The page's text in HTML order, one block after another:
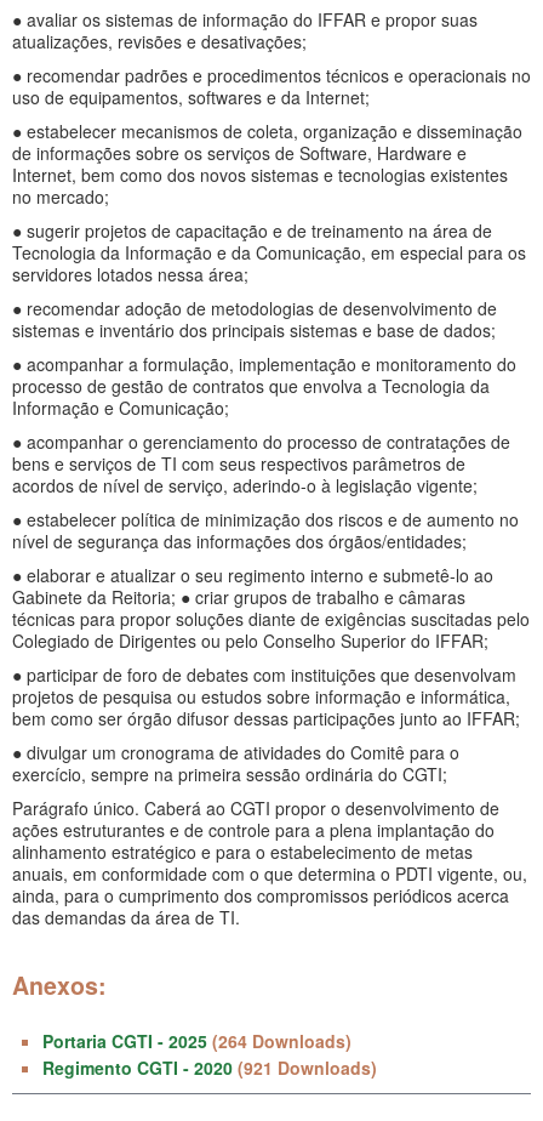
● avaliar os sistemas de informação do IFFAR e propor suas
atualizações, revisões e desativações;
● recomendar padrões e procedimentos técnicos e operacionais no
uso de equipamentos, softwares e da Internet;
● estabelecer mecanismos de coleta, organização e disseminação
de informações sobre os serviços de Software, Hardware e
Internet, bem como dos novos sistemas e tecnologias existentes
no mercado;
● sugerir projetos de capacitação e de treinamento na área de
Tecnologia da Informação e da Comunicação, em especial para os
servidores lotados nessa área;
● recomendar adoção de metodologias de desenvolvimento de
sistemas e inventário dos principais sistemas e base de dados;
● acompanhar a formulação, implementação e monitoramento do
processo de gestão de contratos que envolva a Tecnologia da
Informação e Comunicação;
● acompanhar o gerenciamento do processo de contratações de
bens e serviços de TI com seus respectivos parâmetros de
acordos de nível de serviço, aderindo-o à legislação vigente;
● estabelecer política de minimização dos riscos e de aumento no
nível de segurança das informações dos órgãos/entidades;
● elaborar e atualizar o seu regimento interno e submetê-lo ao
Gabinete da Reitoria; ● criar grupos de trabalho e câmaras
técnicas para propor soluções diante de exigências suscitadas pelo
Colegiado de Dirigentes ou pelo Conselho Superior do IFFAR;
● participar de foro de debates com instituições que desenvolvam
projetos de pesquisa ou estudos sobre informação e informática,
bem como ser órgão difusor dessas participações junto ao IFFAR;
● divulgar um cronograma de atividades do Comitê para o
exercício, sempre na primeira sessão ordinária do CGTI;
Parágrafo único. Caberá ao CGTI propor o desenvolvimento de
ações estruturantes e de controle para a plena implantação do
alinhamento estratégico e para o estabelecimento de metas
anuais, em conformidade com o que determina o PDTI vigente, ou,
ainda, para o cumprimento dos compromissos periódicos acerca
das demandas da área de TI.
Anexos:
Portaria CGTI - 2025 (264 Downloads)
Regimento CGTI - 2020 (921 Downloads)